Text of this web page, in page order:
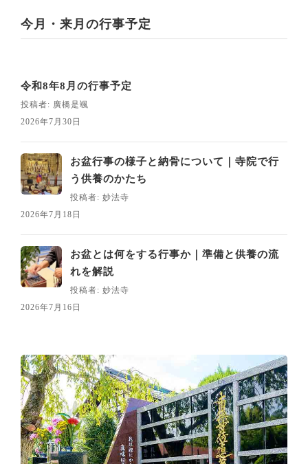
今月・来月の行事予定
令和8年8月の行事予定
投稿者: 廣橋是颯
2026年7月30日
お盆行事の様子と納骨について｜寺院で行
う供養のかたち
投稿者: 妙法寺
2026年7月18日
お盆とは何をする行事か｜準備と供養の流
れを解説
投稿者: 妙法寺
2026年7月16日